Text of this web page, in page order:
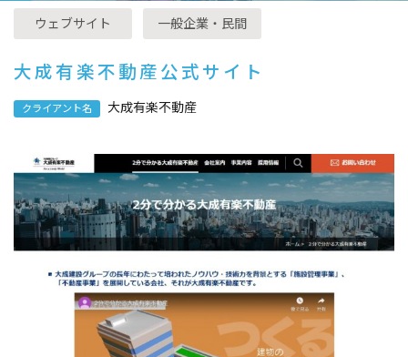
ウェブサイト 一般企業・民間
n
大成有楽不動産公式サイト
クライアント名 大成有楽不動産